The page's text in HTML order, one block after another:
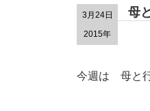
3月24日
2015年
母
今週は 母と行